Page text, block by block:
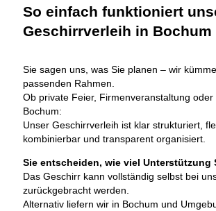
So einfach funktioniert
Geschirrverleih in Bochum
Sie sagen uns, was Sie planen – wir
passenden Rahmen.
Ob private Feier, Firmenveranstaltung oder
Bochum:
Unser Geschirrverleih ist klar strukturiert,
kombinierbar und transparent organisiert.
Sie entscheiden, wie viel Unterstützung
Das Geschirr kann vollständig selbst bei
zurückgebracht werden.
Alternativ liefern wir in Bochum und